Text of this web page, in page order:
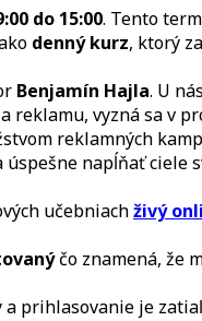
do 15:00. Tento
denný kurz, ktorý
Benjamín Hajla. U
reklamu, vyzná sa v
reklamných
napĺňať ciele
učebniachživý
čo znamená, že
prihlasovanie je